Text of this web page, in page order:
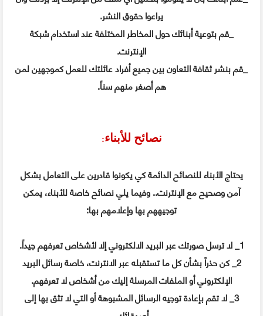
يراعوا حقوق النشر.
_قم بتوعية أبنائك حول المخاطر المختلفة عند استخدام شبكة
الإنترنت.
_قم بنشر ثقافة التعاون بين جميع أفراد عائلتك للعمل كموجهين لمن
هم أصغر منهم سناً.
نصائح للأبناء:
يحتاج الأبناء للنصائح الدائمة كي يكونوا قادرين على التعامل بشكل
آمن وصحيح مع الإنترنت.. وفيما يلي نصائح خاصة للأبناء، يمكن
توجيههم بها وإعلامهم بها:
1_ لا ترسل صورتك عبر البريد الالكتروني إلا لأشخاص تعرفهم جيداً.
2_ كن حذراً بشأن كل ما تستقبله عبر الانترنت، خاصة رسائل البريد
الإلكتروني أو الملفات المرسلة إليك من أشخاص لا تعرفهم.
3_ لا تقم بإعادة توجيه الرسائل المشبوهة أو التي لا تثق بها إلى